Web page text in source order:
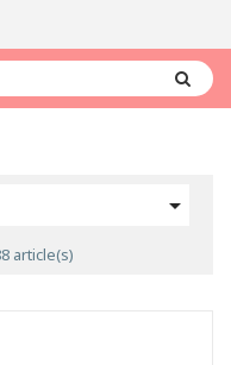

article(s)